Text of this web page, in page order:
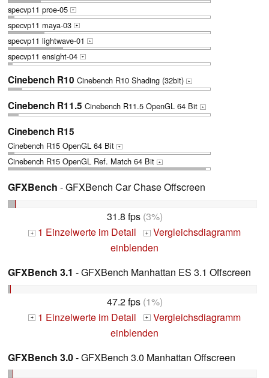
specvp11 proe-05 +
specvp11 maya-03 +
specvp11 lightwave-01 +
specvp11 ensight-04 +
Cinebench R10 Cinebench R10 Shading (32bit) +
Cinebench R11.5 Cinebench R11.5 OpenGL 64 Bit +
Cinebench R15
Cinebench R15 OpenGL 64 Bit +
Cinebench R15 OpenGL Ref. Match 64 Bit +
GFXBench - GFXBench Car Chase Offscreen
31.8 fps(3%)
+ 1 Einzelwerte im Detail + Vergleichsdiagramm
einblenden
GFXBench 3.1 - GFXBench Manhattan ES 3.1 Offscreen
47.2 fps(1%)
+ 1 Einzelwerte im Detail + Vergleichsdiagramm
einblenden
GFXBench 3.0- GFXBench 3.0 Manhattan Offscreen